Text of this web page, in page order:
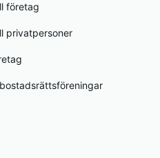
företag
privatpersoner